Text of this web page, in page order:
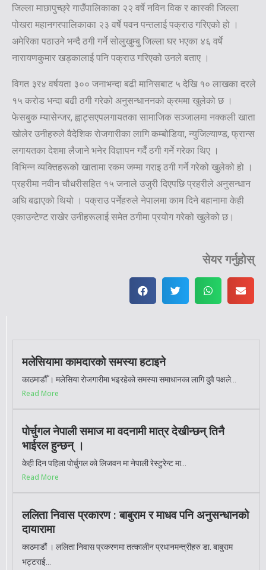
जिल्ला माछापुच्छ्रे गाउँपालिकाका २२ वर्षे नविन विक र कास्की जिल्ला
पोखरा महानगरपालिकाका २३ वर्षे पवन पन्तलाई पक्राउ गरिएको हो ।
अमेरिका पठाउने भन्दै ठगी गर्ने सोलुखुम्बु जिल्ला घर भएका ४६ वर्षे
नारायणकुमार खड्कालाई पनि पक्राउ गरिएको उनले बताए ।
विगत ३र४ वर्षयता ३०० जनाभन्दा बढी मानिसबाट ५ देखि १० लाखका दरले
१५ करोड भन्दा बढी ठगी गरेको अनुसन्धाननको क्रममा खुलेको छ ।
फेसबुक म्यासेन्जर, ह्वाट्सएपलगायतका सामाजिक सञ्जालमा नक्कली खाता
खोलेर उनीहरुले वैदेशिक रोजगारीका लागि कम्बोडिया, न्युजिल्याण्ड, फ्रान्स
लगायतका देशमा लैजाने भनेर विज्ञापन गर्दै ठगी गर्ने गरेका थिए ।
विभिन्न व्यक्तिहरूको खातामा रकम जम्मा गराइ ठगी गर्ने गरेको खुलेको हो ।
प्रहरीमा नवीन चौधरीसहित १५ जनाले उजुरी दिएपछि प्रहरीले अनुसन्धान
अघि बढाएको थियो । पक्राउ पर्नेहरुले नेपालमा काम दिने बहानामा केही
एकाउन्टेण्ट राखेर उनीहरूलाई समेत ठगीमा प्रयोग गरेको खुलेको छ।
सेयर गर्नुहोस्
मलेसियामा कामदारको समस्या हटाइने
काठमाडौँ । मलेसिया रोजगारीमा भइरहेको समस्या समाधानका लागि दुवै पक्षले...
Read More
पोर्चुगल नेपाली समाज मा वदनामी मात्र देखीन्छन् तिनै
भाईरल हुन्छन् ।
केही दिन पहिला पोर्चुगल को लिजवन मा नेपाली रेस्टुरेन्ट मा...
Read More
ललिता निवास प्रकारण : बाबुराम र माधव पनि अनुसन्धानको
दायारामा
काठमाडौं । ललिता निवास प्रकरणमा तत्कालीन प्रधानमन्त्रीहरु डा. बाबुराम
भट्टराई...